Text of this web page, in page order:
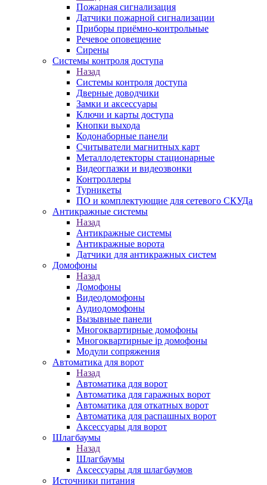
Пожарная сигнализация
Датчики пожарной сигнализации
Приборы приёмно-контрольные
Речевое оповещение
Сирены
Системы контроля доступа
Назад
Системы контроля доступа
Дверные доводчики
Замки и аксессуары
Ключи и карты доступа
Кнопки выхода
Кодонаборные панели
Считыватели магнитных карт
Металлодетекторы стационарные
Видеогпазки и видеозвонки
Контроллеры
Турникеты
ПО и комплектующие для сетевого СКУДа
Антикражные системы
Назад
Антикражные системы
Антикражные ворота
Датчики для антикражных систем
Домофоны
Назад
Домофоны
Видеодомофоны
Аудиодомофоны
Вызывные панели
Многоквартирные домофоны
Многоквартирные ip домофоны
Модули сопряжения
Автоматика для ворот
Назад
Автоматика для ворот
Автоматика для гаражных ворот
Автоматика для откатных ворот
Автоматика для распашных ворот
Аксессуары для ворот
Шлагбаумы
Назад
Шлагбаумы
Аксессуары для шлагбаумов
Источники питания